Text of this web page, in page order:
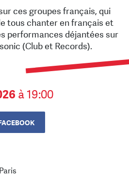
ces groupes français, qui
tous chanter en français et
performances déjantées sur
(Club et Records).
à 19:00